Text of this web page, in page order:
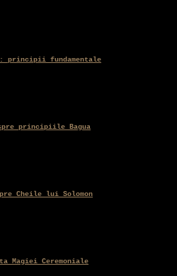
principii fundamentale
principiile Bagua
Cheile lui Solomon
Magiei Ceremoniale